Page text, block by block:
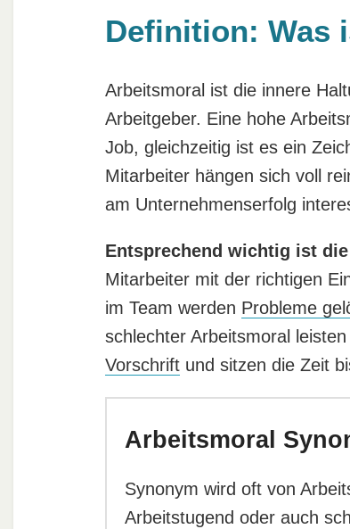
Definition: Was
Arbeitsmoral ist die innere
Arbeitgeber. Eine hohe
Job, gleichzeitig ist es ein
Mitarbeiter hängen sich voll
am Unternehmenserfolg
Entsprechend wichtig ist
Mitarbeiter mit der richtigen
im Team werden Probleme
schlechter Arbeitsmoral
Vorschriftund sitzen die Zeit
Arbeitsmoral
Synonym wird oft von
Arbeitstugend oder auch